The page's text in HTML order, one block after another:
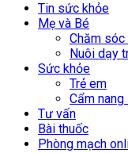
Tin sức khỏe
Mẹ và Bé
Chăm sóc
Nuôi dạy
Sức khỏe
Trẻ em
Cẩm
Tư vấn
Bài thuốc
Phòng mạch